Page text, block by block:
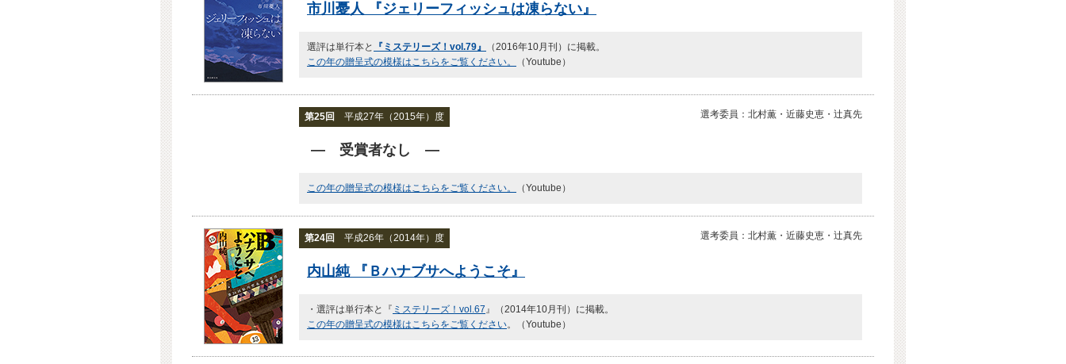
市川憂人 『ジェリーフィッシュは凍らない』
選評は単行本と 『ミステリーズ！vol.79』
（2016年10月刊）に掲載。
この年の贈呈式の模様はこちらをご覧ください。
（Youtube）
第25回 平成27年（2015年）度 選考委員：北村薫・近藤史恵・辻真先
― 受賞者なし ―
この年の贈呈式の模様はこちらをご覧ください。 （Youtube）
第24回 平成26年（2014年）度 選考委員：北村薫・近藤史恵・辻真先
内山純 『Ｂハナブサへようこそ』
・選評は単行本と『 ミステリーズ！vol.67』（2014年10月刊）に掲載。
この年の贈呈式の模様はこちらをご覧ください。（Youtube）